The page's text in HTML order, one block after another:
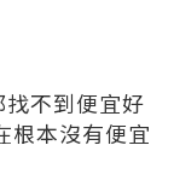
找不到便宜好
根本沒有便宜